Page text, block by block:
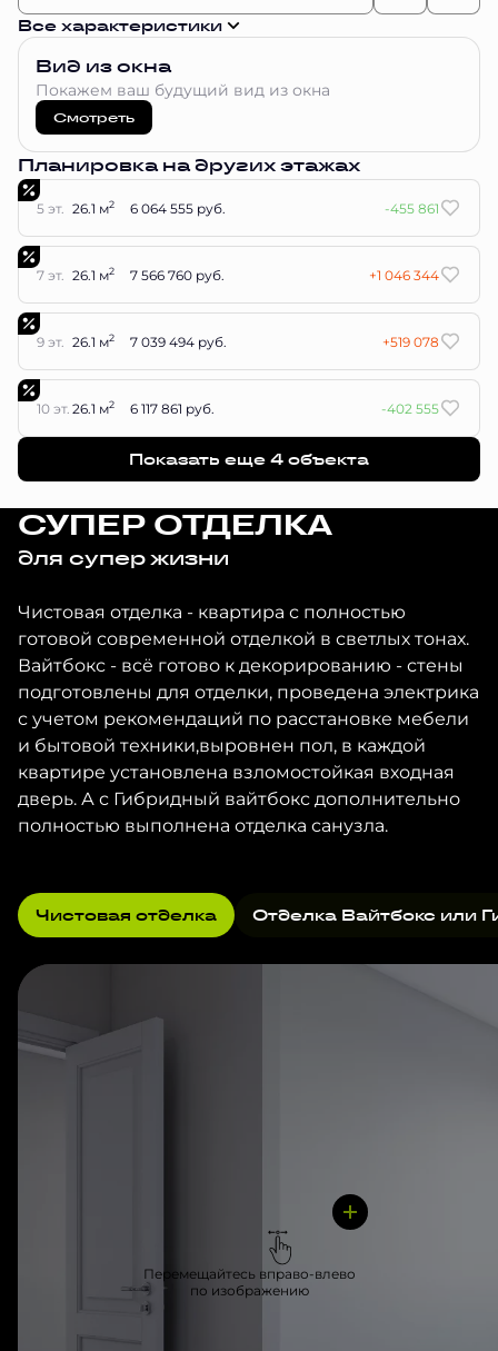
Все характеристики
Вид из окна
Покажем ваш будущий вид из окна
Смотреть
Планировка на других этажах
5 эт. 26.1 м2 6 064 555 руб. -455 861
7 эт. 26.1 м2 7 566 760 руб. +1 046 344
9 эт. 26.1 м2 7 039 494 руб. +519 078
10 эт. 26.1 м2 6 117 861 руб. -402 555
Показать еще 4 объектa
СУПЕР ОТДЕЛКА
для супер жизни
Чистовая отделка - квартира с полностью
готовой современной отделкой в светлых тонах.
Вайтбокс - всё готово к декорированию - стены
подготовлены для отделки, проведена электрика
с учетом рекомендаций по расстановке мебели
и бытовой техники,выровнен пол, в каждой
квартире установлена взломостойкая входная
дверь. А с Гибридный вайтбокс дополнительно
полностью выполнена отделка санузла.
Чистовая отделка Отделка Вайтбокс или
Перемещайтесь вправо-влево
по изображению